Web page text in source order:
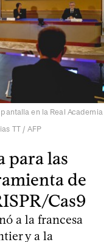
en la Real Academia
TT / AFP
para las
de
Cas9
a la francesa
y a la